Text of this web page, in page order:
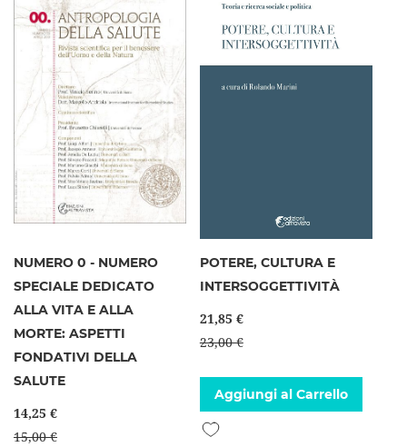
NUMERO 0 - NUMERO
SPECIALE DEDICATO
ALLA VITA E ALLA
MORTE: ASPETTI
FONDATIVI DELLA
SALUTE
14,25 €
15,00 €
POTERE, CULTURA E
INTERSOGGETTIVITÀ
21,85 €
23,00 €
Aggiungi al Carrello
Aggiungi alla lista desideri